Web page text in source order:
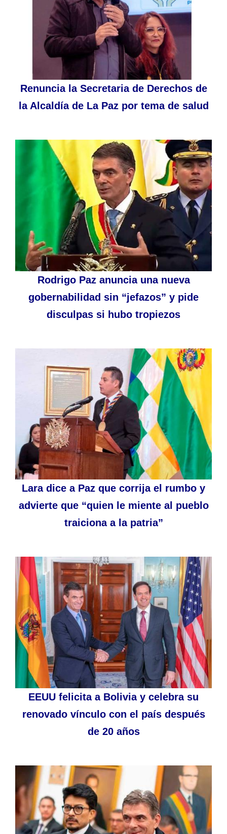
Renuncia la Secretaria de Derechos de
la Alcaldía de La Paz por tema de salud
Rodrigo Paz anuncia una nueva
gobernabilidad sin “jefazos” y pide
disculpas si hubo tropiezos
Lara dice a Paz que corrija el rumbo y
advierte que “quien le miente al pueblo
traiciona a la patria”
EEUU felicita a Bolivia y celebra su
renovado vínculo con el país después
de 20 años